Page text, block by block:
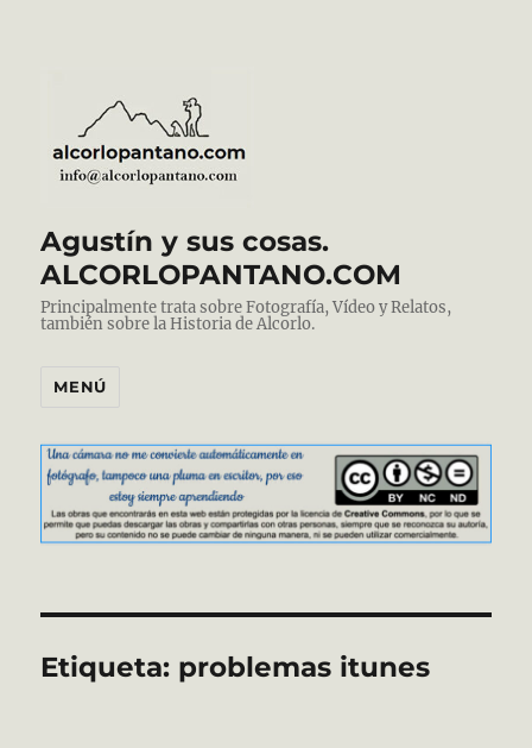
Agustín y sus cosas.
ALCORLOPANTANO.COM
Principalmente trata sobre Fotografía, Vídeo y Relatos,
también sobre la Historia de Alcorlo.
MENÚ
Etiqueta: problemas itunes